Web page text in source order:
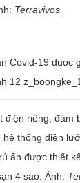
Terravivos.
điện riêng, đảm
thống điện
ẩn được thiết
4 sao. Ảnh: